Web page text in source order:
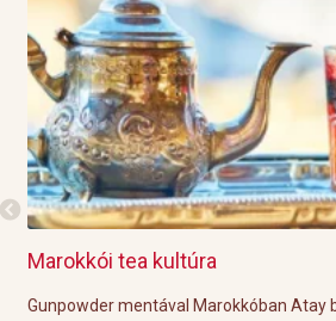
Marokkói tea kultúra
Gunpowder mentával Marokkóban Atay